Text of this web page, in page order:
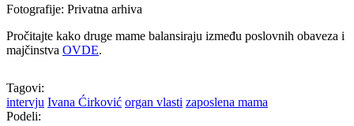
Fotografije: Privatna arhiva
Pročitajte kako druge mame balansiraju između poslovnih obaveza i
majčinstva OVDE.
Tagovi:
intervju Ivana Ćirković organ vlasti zaposlena mama
Podeli: